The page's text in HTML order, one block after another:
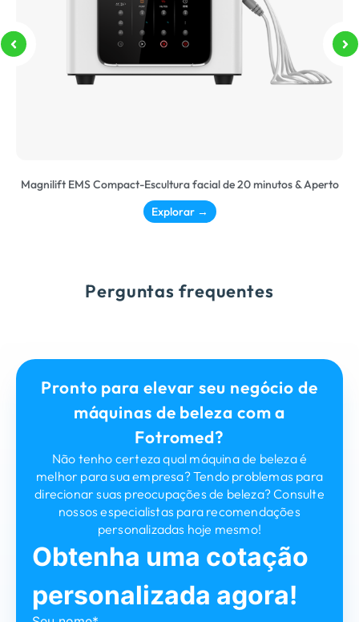
Magnilift EMS Compact-Escultura facial de 20 minutos & Aperto
Explorar →
Perguntas frequentes
Pronto para elevar seu negócio de
máquinas de beleza com a
Fotromed?
Não tenho certeza qual máquina de beleza é
melhor para sua empresa? Tendo problemas para
direcionar suas preocupações de beleza? Consulte
nossos especialistas para recomendações
personalizadas hoje mesmo!
Obtenha uma cotação
personalizada agora!